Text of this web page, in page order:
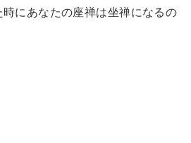
にあなたの座禅は坐禅になるの